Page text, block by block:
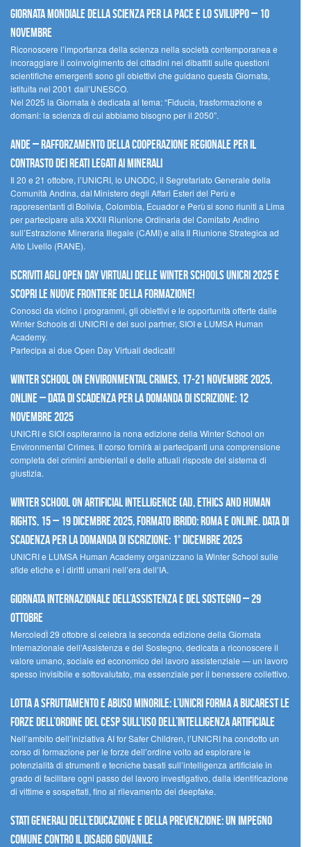
Giornata mondiale della scienza per la pace e lo sviluppo – 10
novembre
Riconoscere l’importanza della scienza nella società contemporanea e
incoraggiare il coinvolgimento dei cittadini nei dibattiti sulle questioni
scientifiche emergenti sono gli obiettivi che guidano questa Giornata,
istituita nel 2001 dall’UNESCO.
Nel 2025 la Giornata è dedicata al tema: “Fiducia, trasformazione e
domani: la scienza di cui abbiamo bisogno per il 2050”.
Ande – Rafforzamento della cooperazione regionale per il
contrasto dei reati legati ai minerali
Il 20 e 21 ottobre, l’UNICRI, lo UNODC, il Segretariato Generale della
Comunità Andina, dal Ministero degli Affari Esteri del Perù e
rappresentanti di Bolivia, Colombia, Ecuador e Perù si sono riuniti a Lima
per partecipare alla XXXII Riunione Ordinaria del Comitato Andino
sull’Estrazione Mineraria Illegale (CAMI) e alla II Riunione Strategica ad
Alto Livello (RANE).
Iscriviti agli Open Day Virtuali delle Winter Schools UNICRI 2025 e
scopri le nuove frontiere della formazione!
Conosci da vicino i programmi, gli obiettivi e le opportunità offerte dalle
Winter Schools di UNICRI e dei suoi partner, SIOI e LUMSA Human
Academy.
Partecipa ai due Open Day Virtuali dedicati!
Winter School on Environmental Crimes, 17-21 novembre 2025,
Online – Data di scadenza per la domanda di iscrizione: 12
novembre 2025
UNICRI e SIOI ospiteranno la nona edizione della Winter School on
Environmental Crimes. Il corso fornirà ai partecipanti una comprensione
completa dei crimini ambientali e delle attuali risposte del sistema di
giustizia.
Winter School on Artificial Intelligence (AI), Ethics and Human
Rights, 15 – 19 dicembre 2025, Formato Ibrido: Roma e online. Data di
scadenza per la domanda di iscrizione: 1° dicembre 2025
UNICRI e LUMSA Human Academy organizzano la Winter School sulle
sfide etiche e i diritti umani nell’era dell’IA.
Giornata internazionale dell’assistenza e del sostegno – 29
ottobre
MercoledÌ 29 ottobre si celebra la seconda edizione della Giornata
Internazionale dell’Assistenza e del Sostegno, dedicata a riconoscere il
valore umano, sociale ed economico del lavoro assistenziale — un lavoro
spesso invisibile e sottovalutato, ma essenziale per il benessere collettivo.
Lotta a sfruttamento e abuso minorile: l’UNICRI forma a Bucarest le
forze dell’ordine del CESP sull’uso dell’Intelligenza Artificiale
Nell’ambito dell’iniziativa AI for Safer Children, l’UNICRI ha condotto un
corso di formazione per le forze dell’ordine volto ad esplorare le
potenzialità di strumenti e tecniche basati sull’intelligenza artificiale in
grado di facilitare ogni passo del lavoro investigativo, dalla identificazione
di vittime e sospettati, fino al rilevamento dei deepfake.
Stati Generali dell’Educazione e della Prevenzione: un impegno
comune contro il disagio giovanile